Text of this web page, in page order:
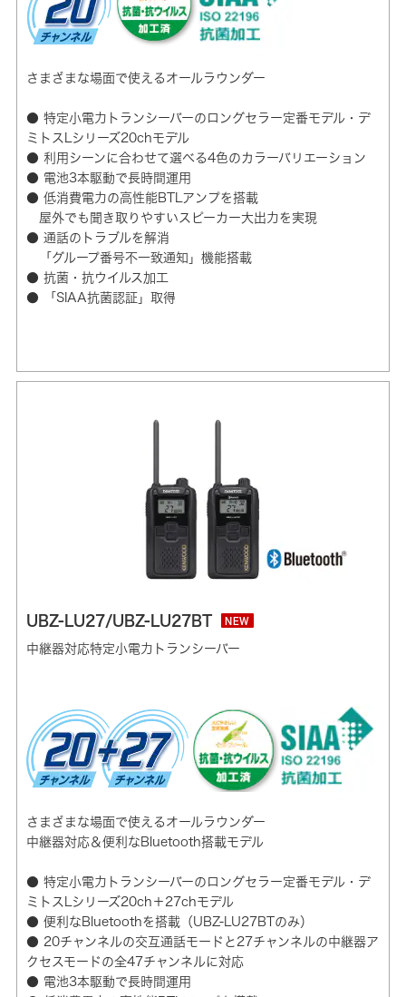
さまざまな場面で使えるオールラウンダー
● 特定小電力トランシーバーのロングセラー定番モデル・デ
ミトスLシリーズ20chモデル
● 利用シーンに合わせて選べる4色のカラーバリエーション
● 電池3本駆動で長時間運用
● 低消費電力の高性能BTLアンプを搭載
屋外でも聞き取りやすいスピーカー大出力を実現
● 通話のトラブルを解消
「グループ番号不一致通知」機能搭載
● 抗菌・抗ウイルス加工
● 「SIAA抗菌認証」取得
UBZ-LU27/UBZ-LU27BT NEW
中継器対応特定小電力トランシーバー
さまざまな場面で使えるオールラウンダー
中継器対応＆便利なBluetooth搭載モデル
● 特定小電力トランシーバーのロングセラー定番モデル・デ
ミトスLシリーズ20ch＋27chモデル
● 便利なBluetoothを搭載（UBZ-LU27BTのみ）
● 20チャンネルの交互通話モードと27チャンネルの中継器ア
クセスモードの全47チャンネルに対応
● 電池3本駆動で長時間運用